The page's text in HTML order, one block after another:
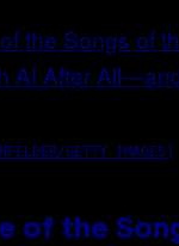
GETTY IMAGES)
of the